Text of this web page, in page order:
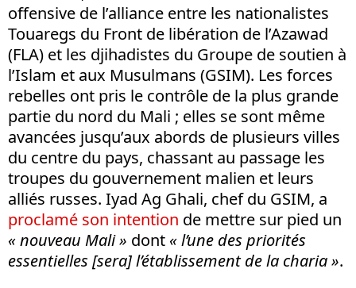
offensive de l’alliance entre les nationalistes
Touaregs du Front de libération de l’Azawad
(FLA) et les djihadistes du Groupe de soutien à
l’Islam et aux Musulmans (GSIM). Les forces
rebelles ont pris le contrôle de la plus grande
partie du nord du Mali ; elles se sont même
avancées jusqu’aux abords de plusieurs villes
du centre du pays, chassant au passage les
troupes du gouvernement malien et leurs
alliés russes. Iyad Ag Ghali, chef du GSIM, a
proclamé son intention de mettre sur pied un
« nouveau Mali » dont « l’une des priorités
essentielles [sera] l’établissement de la charia ».